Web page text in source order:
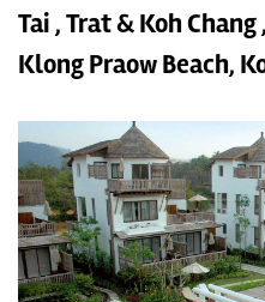
Tai , Trat & Koh Chang
Klong Praow Beach,